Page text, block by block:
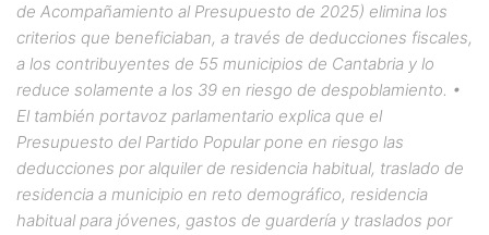
de Acompañamiento al Presupuesto de 2025) elimina los
criterios que beneficiaban, a través de deducciones fiscales,
a los contribuyentes de 55 municipios de Cantabria y lo
reduce solamente a los 39 en riesgo de despoblamiento. •
El también portavoz parlamentario explica que el
Presupuesto del Partido Popular pone en riesgo las
deducciones por alquiler de residencia habitual, traslado de
residencia a municipio en reto demográfico, residencia
habitual para jóvenes, gastos de guardería y traslados por